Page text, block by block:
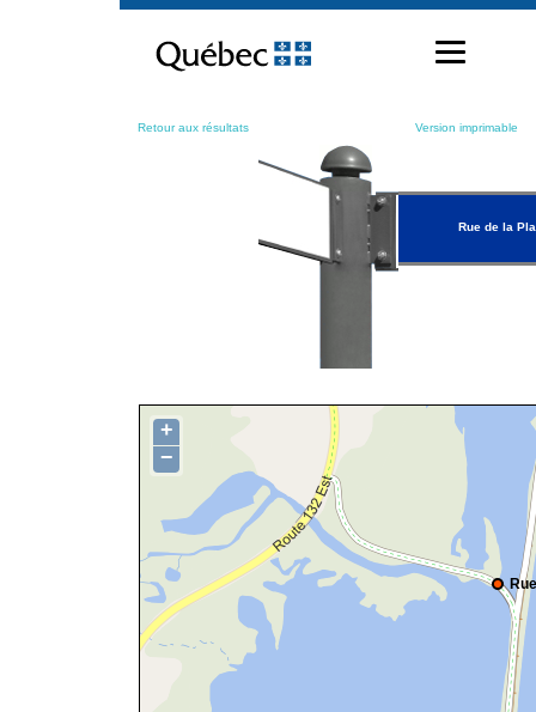
contenu
Retour aux résultats Version imprimable
Rue de la
+
−